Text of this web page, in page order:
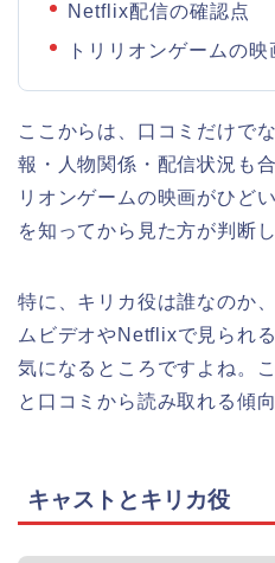
Netflix配信の確認点
トリリオンゲームの
ここからは、口コミだけで
報・人物関係・配信状況も
リオンゲームの映画がひど
を知ってから見た方が判断
特に、キリカ役は誰なのか
ムビデオやNetflixで見られ
気になるところですよね。
と口コミから読み取れる傾
キャストとキリカ役